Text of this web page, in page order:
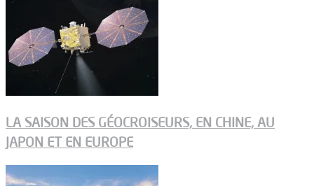
LA SAISON DES GÉOCROISEURS, EN CHINE, AU
JAPON ET EN EUROPE